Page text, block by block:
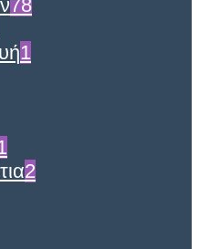
78
1
2